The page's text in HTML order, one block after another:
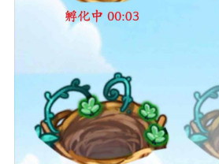
新手宝典
社区入门必看指南
大千世界
开播时间留意通知
近期热点